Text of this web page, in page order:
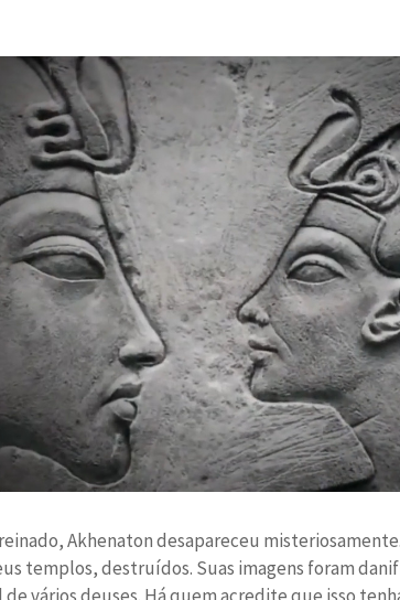
Akhenaton desapareceu
templos, destruídos. Suas imagens foram